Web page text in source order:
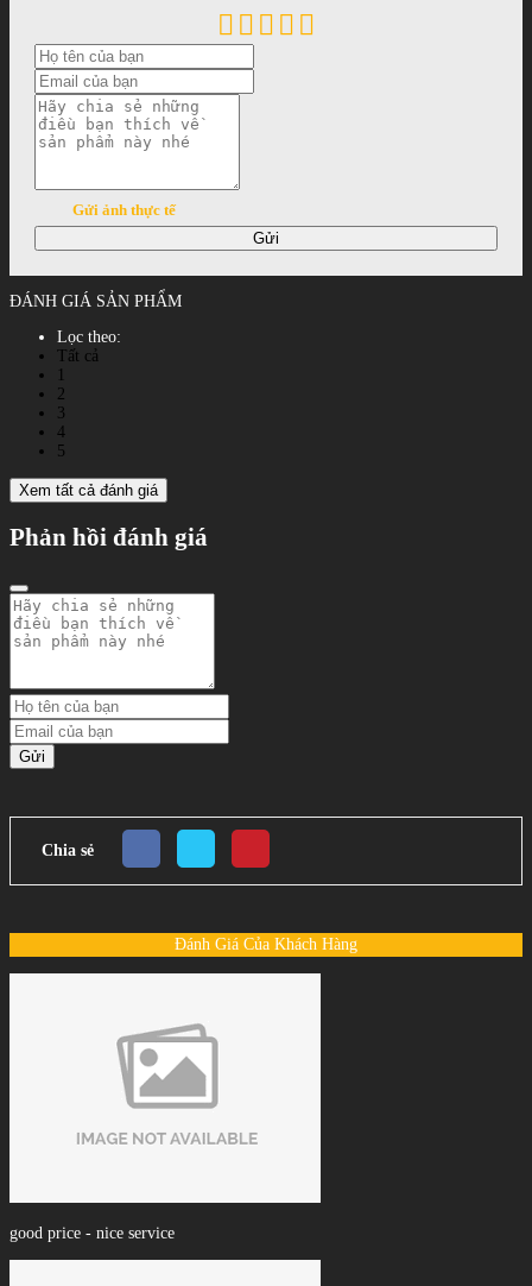
Gửi ảnh thực tế
Gửi
ĐÁNH GIÁ SẢN PHẨM
Lọc theo:
Tất cả
2
3
4
5
Xem tất cả đánh giá
Phản hồi đánh giá
Gửi
Chia sẻ
Đánh Giá Của Khách Hàng
good price - nice service